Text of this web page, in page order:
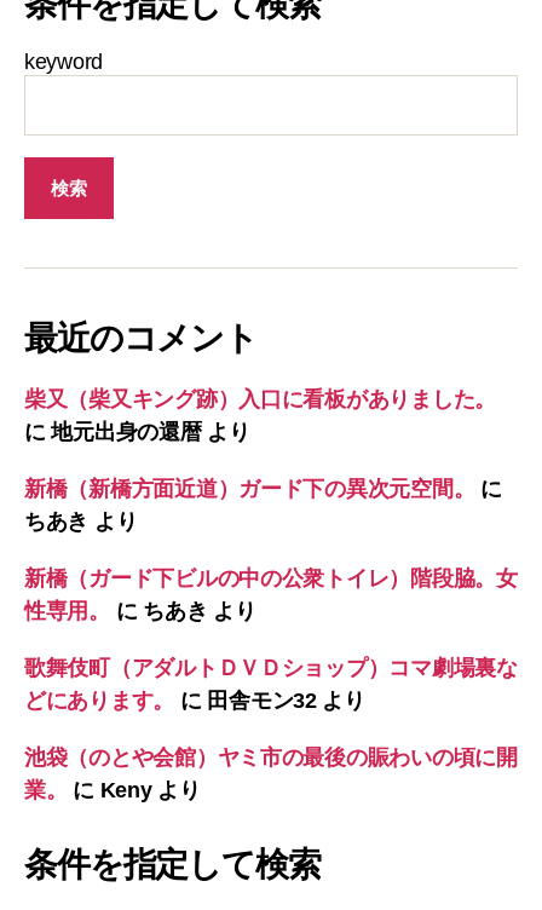
keyword
最近のコメント
柴又（柴又キング跡）入口に看板がありました。
に地元出身の還暦より
新橋（新橋方面近道）ガード下の異次元空間。
に
ちあき より
新橋（ガード下ビルの中の公衆トイレ）階段脇。女
性専用。
に ちあき より
歌舞伎町（アダルトＤＶＤショップ）コマ劇場裏な
どにあります。
に 田舎モン32より
池袋（のとや会館）ヤミ市の最後の賑わいの頃に開
業。
に Kenyより
条件を指定して検索